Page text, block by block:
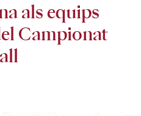
als equips
Campionat